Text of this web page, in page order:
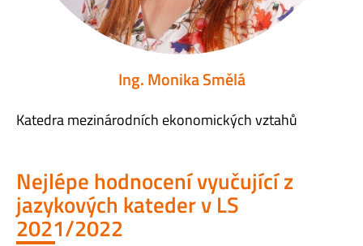
Ing. Monika Smělá
Katedra mezinárodních ekonomických vztahů
Nejlépe hodnocení vyučující z
jazykových kateder v LS
2021/2022